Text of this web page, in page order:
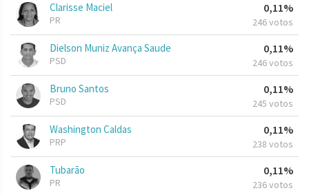
Clarisse Maciel
PR
0,11%
246 votos
Dielson Muniz Avança Saude
PSD
0,11%
246 votos
Bruno Santos
PSD
0,11%
245 votos
Washington Caldas
PRP
0,11%
238 votos
Tubarão
PR
0,11%
236 votos